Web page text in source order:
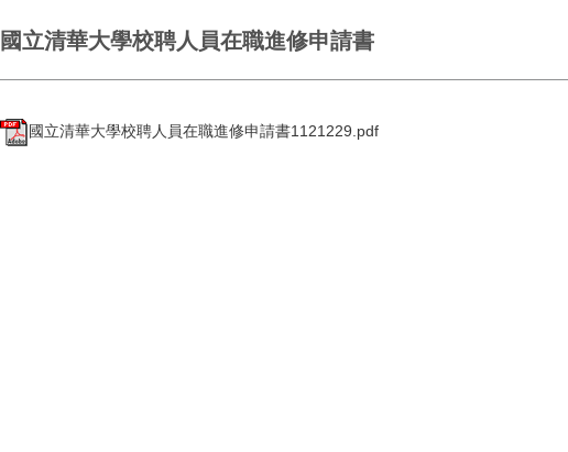
國立清華大學校聘人員在職進修申請書
國立清華大學校聘人員在職進修申請書1121229.pdf